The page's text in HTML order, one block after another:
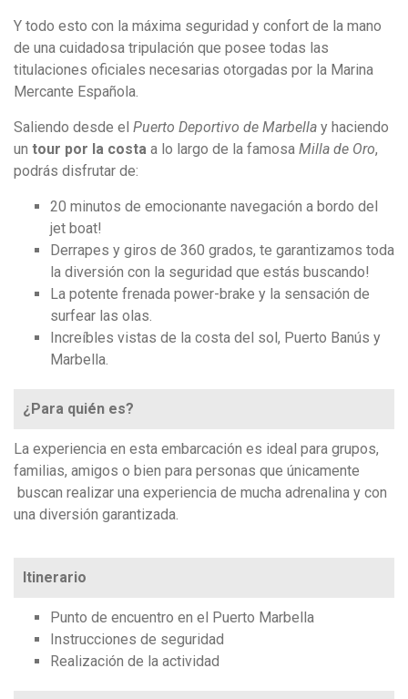
Y todo esto con la máxima seguridad y confort de la mano
de una cuidadosa tripulación que posee todas las
titulaciones oficiales necesarias otorgadas por la Marina
Mercante Española.
Saliendo desde el Puerto Deportivo de Marbella y haciendo
un tour por la costa a lo largo de la famosa Milla de Oro,
podrás disfrutar de:
20 minutos de emocionante navegación a bordo del
jet boat!
Derrapes y giros de 360 grados, te garantizamos toda
la diversión con la seguridad que estás buscando!
La potente frenada power-brake y la sensación de
surfear las olas.
Increíbles vistas de la costa del sol, Puerto Banús y
Marbella.
¿Para quién es?
La experiencia en esta embarcación es ideal para grupos,
familias, amigos o bien para personas que únicamente
buscan realizar una experiencia de mucha adrenalina y con
una diversión garantizada.
Itinerario
Punto de encuentro en el Puerto Marbella
Instrucciones de seguridad
Realización de la actividad